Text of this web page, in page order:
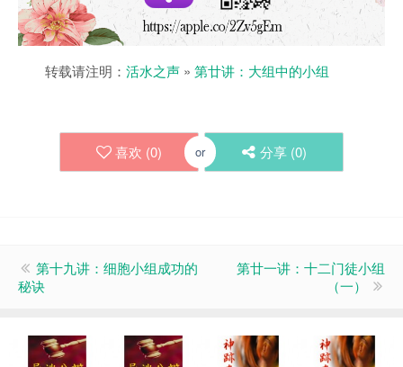
转载请注明： 活水之声 » 第廿讲：大组中的小组
喜欢 (0) or 分享 (0)
第十九讲：细胞小组成功的
秘诀
第廿一讲：十二门徒小组
（一）